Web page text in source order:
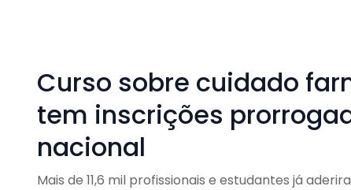
Curso sobre cuidado
tem inscrições
nacional
Mais de 11,6 mil profissionais e estudantes já